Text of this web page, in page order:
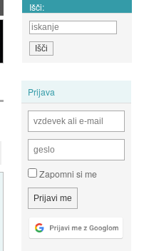
Išči:
Prijava
Zapomni si me